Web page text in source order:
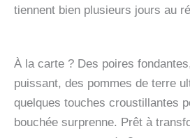
tiennent bien plusieurs jours au
À la carte ? Des poires
puissant, des pommes de terre
quelques touches croustillantes
bouchée surprenne. Prêt à